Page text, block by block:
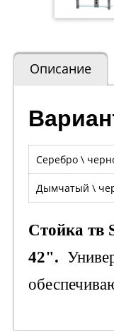
Описание
Серебро \
Дымчатый \
Стойка тв
42".